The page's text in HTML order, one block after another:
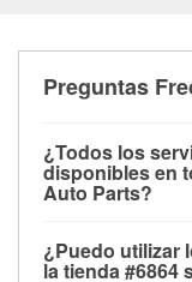
Preguntas
¿Todos los
disponibles en
Auto Parts?
las pruebas de
¿Puedo utilizar
la tienda #6864